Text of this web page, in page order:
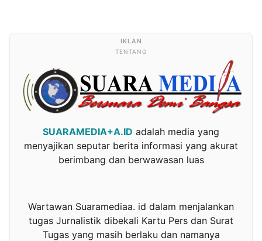
TENTANG
SUARAMEDIA+A.ID adalah media yang
menyajikan seputar berita informasi yang akurat
berimbang dan berwawasan luas
Wartawan Suaramediaa. id dalam menjalankan
tugas Jurnalistik dibekali Kartu Pers dan Surat
Tugas yang masih berlaku dan namanya